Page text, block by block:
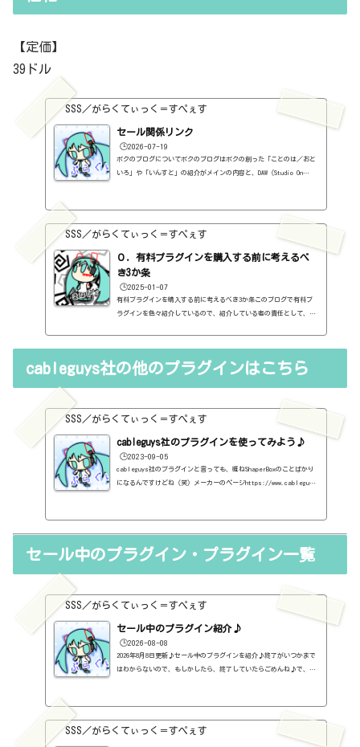
【定価】
39ドル
SSS／がらくてぃっく＝すぺぇす
セール関係リンク
🕒️2026-07-19
ボクのブログについてボクのブログはボクの創った「ことのは／おと
いろ」や「いんすと」の紹介がメインの内容と、DAW（Studio On
録はしていますし、セールしているプラグインはブログの最初の方に
表示するように（編集したら、自動的に最初の方に表示されてるだけ
ですが・・...
SSS／がらくてぃっく＝すぺぇす
０．有料プラグインを購入する前に考えるべ
き3か条
🕒️2025-01-07
有料プラグインを購入する前に考えるべき3か条このブログで有料プ
ラグインを色々紹介しているので、紹介している者の責任として、有
ンの中には、なぜ、これが無料なんだろう？と驚くような性能のもの
もの...
cableguys社の他のプラグインはこちら
SSS／がらくてぃっく＝すぺぇす
cableguys社のプラグインを使ってみよう♪
🕒️2023-09-05
cableguys社のプラグインと言っても、概ねShaperBoxのことばかり
になるんですけどね（笑）メーカーのページhttps://www.cableguy
liquidshaper/NoiseShaperhttps://sss-music.xyz/2021/11/18/no
セール中のプラグイン・プラグイン一覧
SSS／がらくてぃっく＝すぺぇす
セール中のプラグイン紹介♪
🕒️2026-08-08
2026年8月8日更新♪セール中のプラグインを紹介♪終了がいつかまで
はわからないので、もしかしたら、終了していたらごめんね♪で、相
CLASSIC（2B Played Music）定価：29.99ドル → 19.99ドル（本家さ
SSS／がらくてぃっく＝すぺぇす